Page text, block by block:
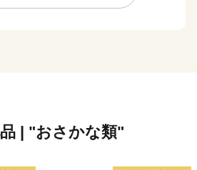
然環境のもと、国内屈指の漁獲を
| "おさかな類"